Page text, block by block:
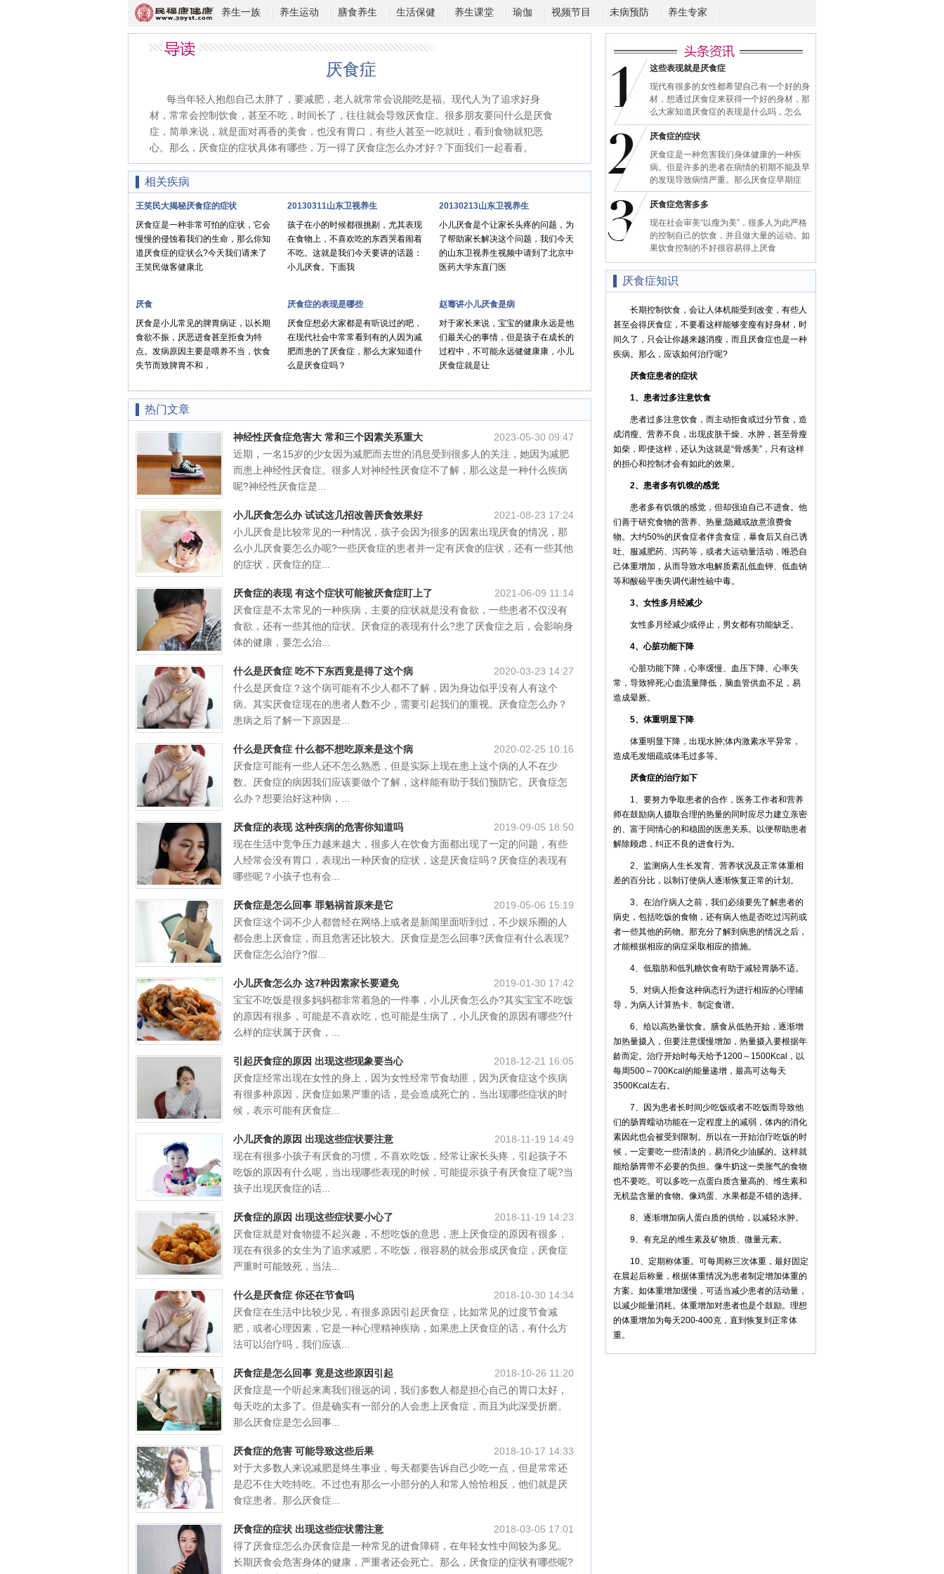
养生一族 养生运动 膳食养生 生活保健 养生课堂 瑜伽 视频节目 未病预防 养生专家
厌食症
每当年轻人抱怨自己太胖了，要减肥，老人就常常会说能吃是福。现代人为了追求好身
材，常常会控制饮食，甚至不吃，时间长了，往往就会导致厌食症。很多朋友要问什么是厌食
症，简单来说，就是面对再香的美食，也没有胃口，有些人甚至一吃就吐，看到食物就犯恶
心。那么，厌食症的症状具体有哪些，万一得了厌食症怎么办才好？下面我们一起看看。
相关疾病
王笑民大揭秘厌食症的症状
厌食症是一种非常可怕的症状，它会
慢慢的侵蚀着我们的生命，那么你知
道厌食症的症状么?今天我们请来了
王笑民做客健康北
20130311山东卫视养生
孩子在小的时候都很挑剔，尤其表现
在食物上，不喜欢吃的东西哭着闹着
不吃。这就是我们今天要讲的话题：
小儿厌食。下面我
20130213山东卫视养生
小儿厌食是个让家长头疼的问题，为
了帮助家长解决这个问题，我们今天
的山东卫视养生视频中请到了北京中
医药大学东直门医
厌食
厌食是小儿常见的脾胃病证，以长期
食欲不振，厌恶进食甚至拒食为特
点。发病原因主要是喂养不当，饮食
失节而致脾胃不和，
厌食症的表现是哪些
厌食症想必大家都是有听说过的吧，
在现代社会中常常看到有的人因为减
肥而患的了厌食症，那么大家知道什
么是厌食症吗？
赵骞讲小儿厌食是病
对于家长来说，宝宝的健康永远是他
们最关心的事情，但是孩子在成长的
过程中，不可能永远健健康康，小儿
厌食症就是让
热门文章
神经性厌食症危害大 常和三个因素关系重大
2023-05-30 09:47
近期，一名15岁的少女因为减肥而去世的消息受到很多人的关注，她因为减肥
而患上神经性厌食症。很多人对神经性厌食症不了解，那么这是一种什么疾病
呢?神经性厌食症是...
小儿厌食怎么办 试试这几招改善厌食效果好
2021-08-23 17:24
小儿厌食是比较常见的一种情况，孩子会因为很多的因素出现厌食的情况，那
么小儿厌食要怎么办呢?一些厌食症的患者并一定有厌食的症状，还有一些其他
的症状，厌食症的症...
厌食症的表现 有这个症状可能被厌食症盯上了
2021-06-09 11:14
厌食症是不太常见的一种疾病，主要的症状就是没有食欲，一些患者不仅没有
食欲，还有一些其他的症状。厌食症的表现有什么?患了厌食症之后，会影响身
体的健康，要怎么治...
什么是厌食症 吃不下东西竟是得了这个病
2020-03-23 14:27
什么是厌食症？这个病可能有不少人都不了解，因为身边似乎没有人有这个
病。其实厌食症现在的患者人数不少，需要引起我们的重视。厌食症怎么办？
患病之后了解一下原因是...
什么是厌食症 什么都不想吃原来是这个病
2020-02-25 10:16
厌食症可能有一些人还不怎么熟悉，但是实际上现在患上这个病的人不在少
数。厌食症的病因我们应该要做个了解，这样能有助于我们预防它。厌食症怎
么办？想要治好这种病，...
厌食症的表现 这种疾病的危害你知道吗
2019-09-05 18:50
现在生活中竞争压力越来越大，很多人在饮食方面都出现了一定的问题，有些
人经常会没有胃口，表现出一种厌食的症状，这是厌食症吗？厌食症的表现有
哪些呢？小孩子也有会...
厌食症是怎么回事 罪魁祸首原来是它
2019-05-06 15:19
厌食症这个词不少人都曾经在网络上或者是新闻里面听到过，不少娱乐圈的人
都会患上厌食症，而且危害还比较大。厌食症是怎么回事?厌食症有什么表现?
厌食症怎么治疗?假...
小儿厌食怎么办 这7种因素家长要避免
2019-01-30 17:42
宝宝不吃饭是很多妈妈都非常着急的一件事，小儿厌食怎么办?其实宝宝不吃饭
的原因有很多，可能是不喜欢吃，也可能是生病了，小儿厌食的原因有哪些?什
么样的症状属于厌食，...
引起厌食症的原因 出现这些现象要当心
2018-12-21 16:05
厌食症经常出现在女性的身上，因为女性经常节食劫匪，因为厌食症这个疾病
有很多种原因，厌食症如果严重的话，是会造成死亡的，当出现哪些症状的时
候，表示可能有厌食症...
小儿厌食的原因 出现这些症状要注意
2018-11-19 14:49
现在有很多小孩子有厌食的习惯，不喜欢吃饭，经常让家长头疼，引起孩子不
吃饭的原因有什么呢，当出现哪些表现的时候，可能提示孩子有厌食症了呢?当
孩子出现厌食症的话...
厌食症的原因 出现这些症状要小心了
2018-11-19 14:23
厌食症就是对食物提不起兴趣，不想吃饭的意思，患上厌食症的原因有很多，
现在有很多的女生为了追求减肥，不吃饭，很容易的就会形成厌食症，厌食症
严重时可能致死，当法...
什么是厌食症 你还在节食吗
2018-10-30 14:34
厌食症在生活中比较少见，有很多原因引起厌食症，比如常见的过度节食减
肥，或者心理因素，它是一种心理精神疾病，如果患上厌食症的话，有什么方
法可以治疗吗，我们应该...
厌食症是怎么回事 竟是这些原因引起
2018-10-26 11:20
厌食症是一个听起来离我们很远的词，我们多数人都是担心自己的胃口太好，
每天吃的太多了。但是确实有一部分的人会患上厌食症，而且为此深受折磨。
那么厌食症是怎么回事...
厌食症的危害 可能导致这些后果
2018-10-17 14:33
对于大多数人来说减肥是终生事业，每天都要告诉自己少吃一点，但是常常还
是忍不住大吃特吃。不过也有那么一小部分的人和常人恰恰相反，他们就是厌
食症患者。那么厌食症...
厌食症的症状 出现这些症状需注意
2018-03-05 17:01
得了厌食症怎么办厌食症是一种常见的进食障碍，在年轻女性中间较为多见。
长期厌食会危害身体的健康，严重者还会死亡。那么，厌食症的症状有哪些呢?
这些表现就是厌食症
现代有很多的女性都希望自己有一个好的身
材，想通过厌食症来获得一个好的身材，那
么大家知道厌食症的表现是什么吗，怎么
厌食症的症状
厌食症是一种危害我们身体健康的一种疾
病。但是许多的患者在病情的初期不能及早
的发现导致病情严重。那么厌食症早期症
厌食症危害多多
现在社会审美“以瘦为美”，很多人为此严格
的控制自己的饮食，并且做大量的运动。如
果饮食控制的不好很容易得上厌食
厌食症知识
长期控制饮食，会让人体机能受到改变，有些人
甚至会得厌食症，不要看这样能够变瘦有好身材，时
间久了，只会让你越来越消瘦，而且厌食症也是一种
疾病。那么，应该如何治疗呢?
厌食症患者的症状
1、患者过多注意饮食
患者过多注意饮食，而主动拒食或过分节食，造
成消瘦、营养不良，出现皮肤干燥、水肿，甚至骨瘦
如柴，即使这样，还认为这就是“骨感美”，只有这样
的担心和控制才会有如此的效果。
2、患者多有饥饿的感觉
患者多有饥饿的感觉，但却强迫自己不进食。他
们善于研究食物的营养、热量;隐藏或故意浪费食
物。大约50%的厌食症者伴贪食症，暴食后又自己诱
吐、服减肥药、泻药等，或者大运动量活动，唯恐自
己体重增加，从而导致水电解质紊乱低血钾、低血钠
等和酸硷平衡失调代谢性硷中毒。
3、女性多月经减少
女性多月经减少或停止，男女都有功能缺乏。
4、心脏功能下降
心脏功能下降，心率缓慢、血压下降、心率失
常，导致猝死;心血流量降低，脑血管供血不足，易
造成晕厥。
5、体重明显下降
体重明显下降，出现水肿;体内激素水平异常，
造成毛发细疏或体毛过多等。
厌食症的治疗如下
1、要努力争取患者的合作，医务工作者和营养
师在鼓励病人摄取合理的热量的同时应尽力建立亲密
的、富于同情心的和稳固的医患关系。以便帮助患者
解除顾虑，纠正不良的进食行为。
2、监测病人生长发育、营养状况及正常体重相
差的百分比，以制订使病人逐渐恢复正常的计划。
3、在治疗病人之前，我们必须要先了解患者的
病史，包括吃饭的食物，还有病人他是否吃过泻药或
者一些其他的药物。那充分了解到病患的情况之后，
才能根据相应的病症采取相应的措施。
4、低脂肪和低乳糖饮食有助于减轻胃肠不适。
5、对病人拒食这种病态行为进行相应的心理辅
导，为病人计算热卡、制定食谱。
6、给以高热量饮食。膳食从低热开始，逐渐增
加热量摄入，但要注意缓慢增加，热量摄入要根据年
龄而定。治疗开始时每天给予1200～1500Kcal，以
每周500～700Kcal的能量递增，最高可达每天
3500Kcal左右。
7、因为患者长时间少吃饭或者不吃饭而导致他
们的肠胃蠕动功能在一定程度上的减弱，体内的消化
素因此也会被受到限制。所以在一开始治疗吃饭的时
候，一定要吃一些清淡的，易消化少油腻的。这样就
能给肠胃带不必要的负担。像牛奶这一类胀气的食物
也不要吃。可以多吃一点蛋白质含量高的、维生素和
无机盐含量的食物。像鸡蛋、水果都是不错的选择。
8、逐渐增加病人蛋白质的供给，以减轻水肿。
9、有充足的维生素及矿物质、微量元素。
10、定期称体重。可每周称三次体重，最好固定
在晨起后称量，根据体重情况为患者制定增加体重的
方案。如体重增加缓慢，可适当减少患者的活动量，
以减少能量消耗。体重增加对患者也是个鼓励。理想
的体重增加为每天200-400克，直到恢复到正常体
重。